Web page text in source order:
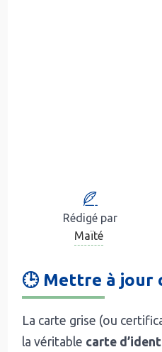
Rédigé par
Maïté
🕒 Mettre à jour
La carte grise (ou
la véritable carte